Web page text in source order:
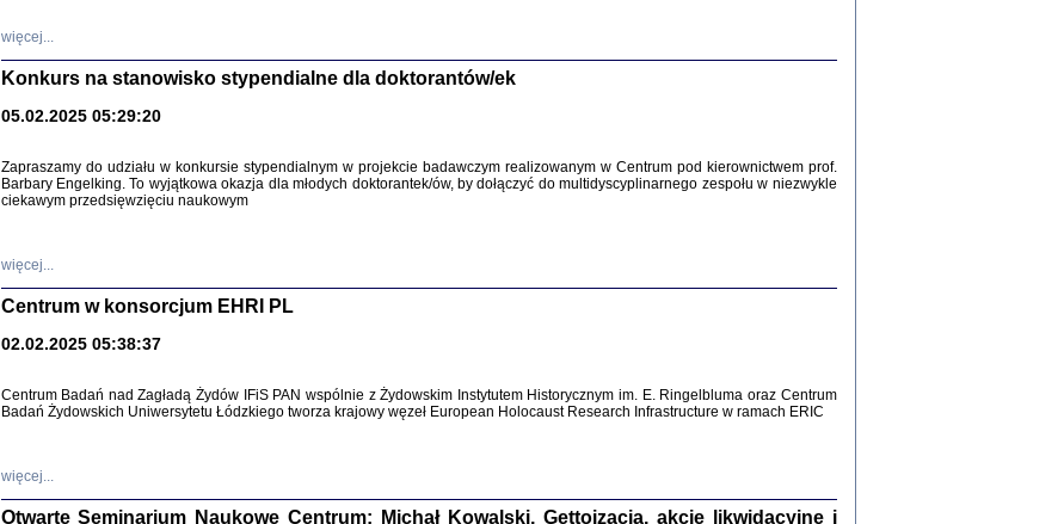
Warszawa 2016
SZCZĘŚCIE JEST POSIADAĆ DOM POD ZIEMIĄ ...
więcej...
Konkurs na stanowisko stypendialne dla doktorantów/ek
05.02.2025 05:29:20
Zapraszamy do udziału w konkursie stypendialnym w projekcie badawczym realizowanym w Centrum pod kierownictwem prof.
Barbary Engelking. To wyjątkowa okazja dla młodych doktorantek/ów, by dołączyć do multidyscyplinarnego zespołu w niezwykle
ciekawym przedsięwzięciu naukowym
więcej...
Centrum w konsorcjum EHRI PL
02.02.2025 05:38:37
Centrum Badań nad Zagładą Żydów IFiS PAN wspólnie z Żydowskim Instytutem Historycznym im. E. Ringelbluma oraz Centrum
Badań Żydowskich Uniwersytetu Łódzkiego tworza krajowy węzeł European Holocaust Research Infrastructure w ramach ERIC
więcej...
Otwarte Seminarium Naukowe Centrum: Michał Kowalski, Gettoizacja, akcje likwidacyjne i